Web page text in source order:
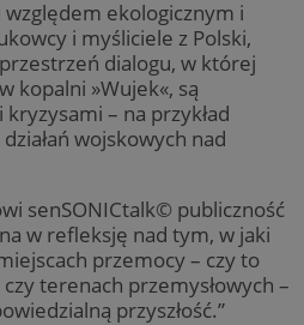
ekologicznym i
i myśliciele z Polski,
dialogu, w której
kopalni »Wujek«, są
– na przykład
wojskowych nad
senSONICtalk© publiczność
w refleksję nad tym, w jaki
przemocy – czy to
terenach przemysłowych –
przyszłość.”